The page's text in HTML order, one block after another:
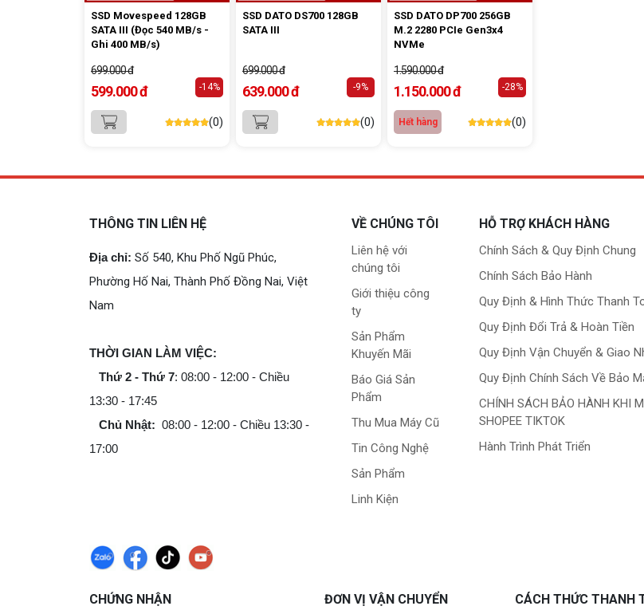
SSD Movespeed 128GB
SATA III (Đọc 540 MB/s -
Ghi 400 MB/s)
699.000 đ
599.000 đ -14%
(0)
SSD DATO DS700 128GB
SATA III
699.000 đ
639.000 đ -9%
(0)
SSD DATO DP700 256GB
M.2 2280 PCIe Gen3x4
NVMe
1.590.000 đ
1.150.000 đ -28%
Hết hàng (0)
THÔNG TIN LIÊN HỆ
Địa chỉ: Số 540, Khu Phố Ngũ Phúc,
Phường Hố Nai, Thành Phố Đồng Nai, Việt
Nam
THỜI GIAN LÀM VIỆC:
Thứ 2 - Thứ 7: 08:00 - 12:00 - Chiều
13:30 - 17:45
Chủ Nhật: 08:00 - 12:00 - Chiều 13:30 -
17:00
VỀ CHÚNG TÔI
Liên hệ với
chúng tôi
Giới thiệu công
ty
Sản Phẩm
Khuyến Mãi
Báo Giá Sản
Phẩm
Thu Mua Máy Cũ
Tin Công Nghệ
Sản Phẩm
Linh Kiện
HỖ TRỢ KHÁCH HÀNG
Chính Sách & Quy Định Chung
Chính Sách Bảo Hành
Quy Định & Hình Thức Thanh
Quy Định Đổi Trả & Hoàn Tiền
Quy Định Vận Chuyển & Giao
Quy Định Chính Sách Về Bảo
CHÍNH SÁCH BẢO HÀNH KHI
SHOPEE TIKTOK
Hành Trình Phát Triển
CHỨNG NHẬN ĐƠN VỊ VẬN CHUYỂN CÁCH THỨC THANH